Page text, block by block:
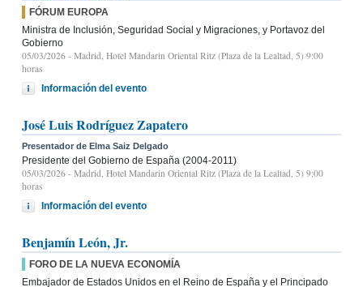
FÓRUM EUROPA
Ministra de Inclusión, Seguridad Social y Migraciones, y Portavoz del
Gobierno
05/03/2026 - Madrid, Hotel Mandarin Oriental Ritz (Plaza de la Lealtad, 5) 9:00
horas
Información del evento
José Luis Rodríguez Zapatero
Presentador de Elma Saiz Delgado
Presidente del Gobierno de España (2004-2011)
05/03/2026 - Madrid, Hotel Mandarin Oriental Ritz (Plaza de la Lealtad, 5) 9:00
horas
Información del evento
Benjamín León, Jr.
FORO DE LA NUEVA ECONOMÍA
Embajador de Estados Unidos en el Reino de España y el Principado